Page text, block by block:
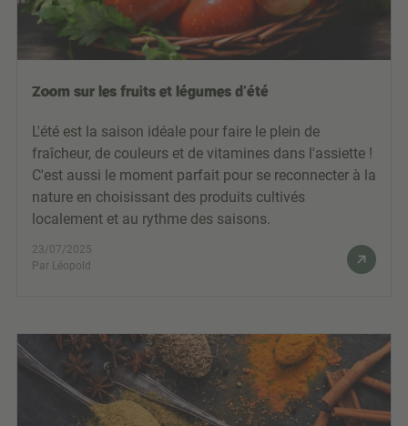
Zoom sur les fruits et légumes d'été
L'été est la saison idéale pour faire le plein de
fraîcheur, de couleurs et de vitamines dans l'assiette !
C'est aussi le moment parfait pour se reconnecter à la
nature en choisissant des produits cultivés
localement et au rythme des saisons.
23/07/2025
Par Léopold